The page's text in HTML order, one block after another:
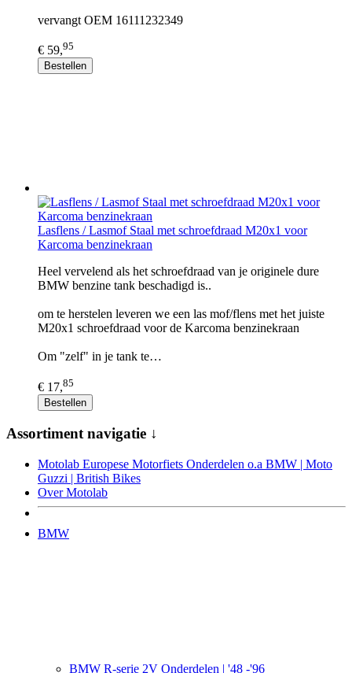
vervangt OEM 16111232349
€ 59,95
Bestellen
Lasflens / Lasmof Staal met schroefdraad M20x1 voor
Karcoma benzinekraan
Heel vervelend als het schroefdraad van je originele dure
BMW benzine tank beschadigd is..
om te herstelen leveren we een las mof/flens met het juiste
M20x1 schroefdraad voor de Karcoma benzinekraan
Om "zelf" in je tank te…
€ 17,85
Bestellen
Assortiment navigatie ↓
Motolab Europese Motorfiets Onderdelen o.a BMW | Moto
Guzzi | British Bikes
Over Motolab
BMW
BMW R-serie 2V Onderdelen | '48 -'96